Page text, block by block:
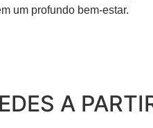
um profundo bem-estar.
A